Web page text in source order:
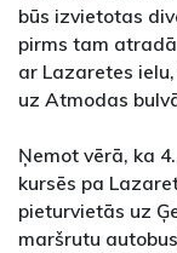
būs izvietotas
pirms tam
ar Lazaretes
uz Atmodas
Ņemot vērā, ka
kursēs pa
pieturvietās uz
maršrutu